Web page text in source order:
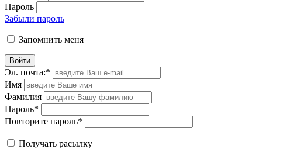
Пароль
Забыли пароль
Запомнить меня
Войти
Эл. почта:*
Имя
Фамилия
Пароль*
Повторите пароль*
Получать расылку